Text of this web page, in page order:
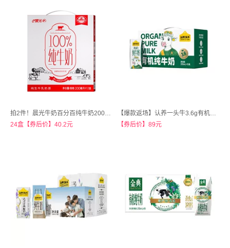
拍2件！晨光牛奶百分百纯牛奶200ml*12盒
24盒【券后价】40.2元
【爆款返场】认养一头牛3.6g有机纯奶30盒
【券后价】89元